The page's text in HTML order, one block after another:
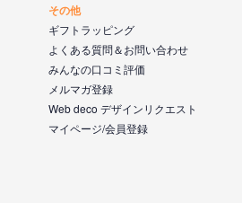
その他
ギフトラッピング
よくある質問＆お問い合わせ
みんなの口コミ評価
メルマガ登録
Web deco デザインリクエスト
マイページ/会員登録